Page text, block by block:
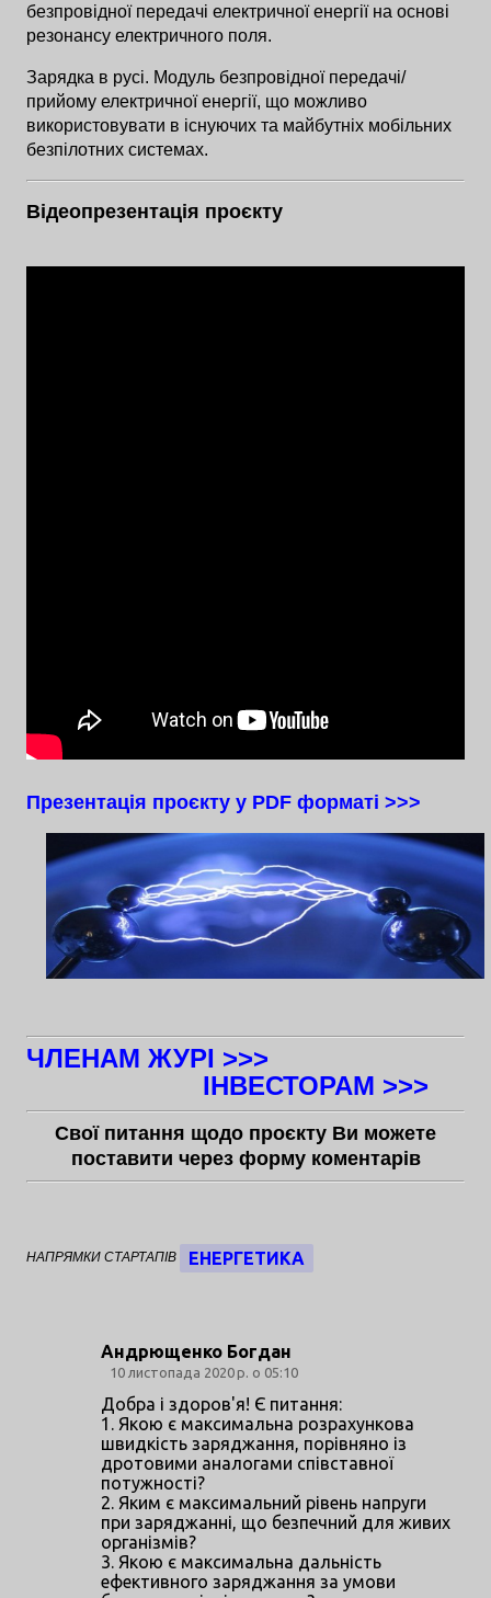
безпровідної передачі електричної енергії на основі
резонансу електричного поля.
Зарядка в русі. Модуль безпровідної передачі/
прийому електричної енергії, що можливо
використовувати в існуючих та майбутніх мобільних
безпілотних системах.
Відеопрезентація проєкту
Презентація проєкту у PDF форматі >>>
ЧЛЕНАМ ЖУРІ >>>
ІНВЕСТОРАМ >>>
Свої питання щодо проєкту Ви можете
поставити через форму коментарів
НАПРЯМКИ СТАРТАПІВ ЕНЕРГЕТИКА
Андрющенко Богдан
10 листопада 2020 р. о 05:10
Добра і здоров'я! Є питання:
1. Якою є максимальна розрахункова
швидкість заряджання, порівняно із
дротовими аналогами співставної
потужності?
2. Яким є максимальний рівень напруги
при заряджанні, що безпечний для живих
організмів?
3. Якою є максимальна дальність
ефективного заряджання за умови